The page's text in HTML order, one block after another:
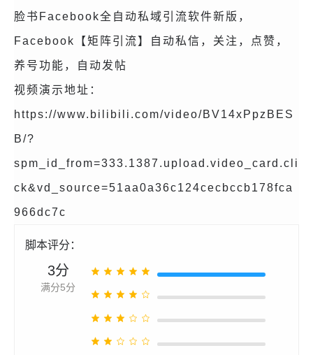
脸书Facebook全自动私域引流软件新版，
Facebook【矩阵引流】自动私信，关注，点赞，
养号功能，自动发帖
视频演示地址：
https://www.bilibili.com/video/BV14xPpzBES
B/?
spm_id_from=333.1387.upload.video_card.cli
ck&vd_source=51aa0a36c124cecbccb178fca
966dc7c
脚本评分：
3分
满分5分